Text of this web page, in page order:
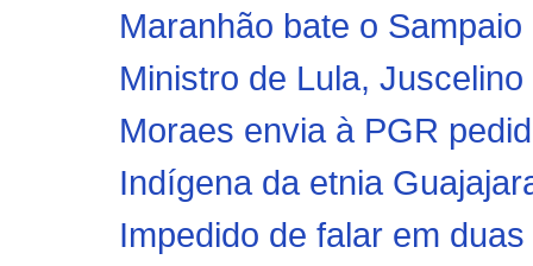
Maranhão bate o
Ministro de Lula,
Moraes envia à PGR
Indígena da etnia
Impedido de falar em